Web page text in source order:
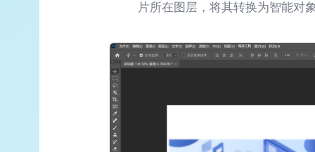
片所在图层，将其转换为智能对